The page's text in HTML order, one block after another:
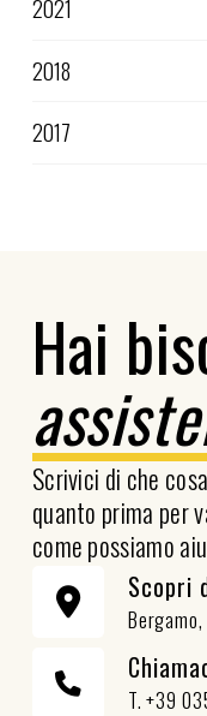
2021
2018
2017
Hai
Scrivici di che
quanto prima per
come possiamo
Scopri
T. +39